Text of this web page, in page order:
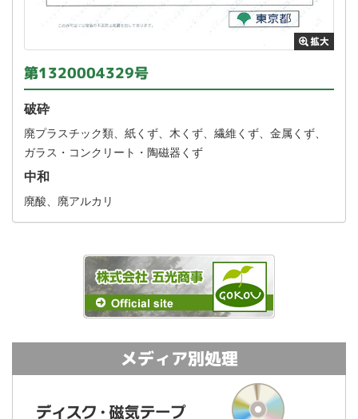
第1320004329号
破砕
廃プラスチック類、紙くず、木くず、繊維くず、金属くず、
ガラス・コンクリート・陶磁器くず
中和
廃酸、廃アルカリ
メディア別処理